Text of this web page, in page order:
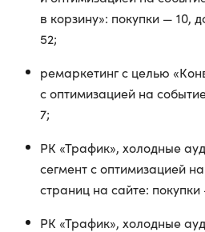
в корзину»: покупки — 10,
52;
ремаркетинг с целью
с оптимизацией на
7;
РК «Трафик», холодные
сегмент с оптимизацией
страниц на сайте: покупки
РК «Трафик», холодные